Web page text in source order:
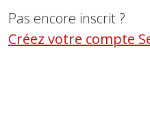
Pas encore inscrit ?
Créez votre compte